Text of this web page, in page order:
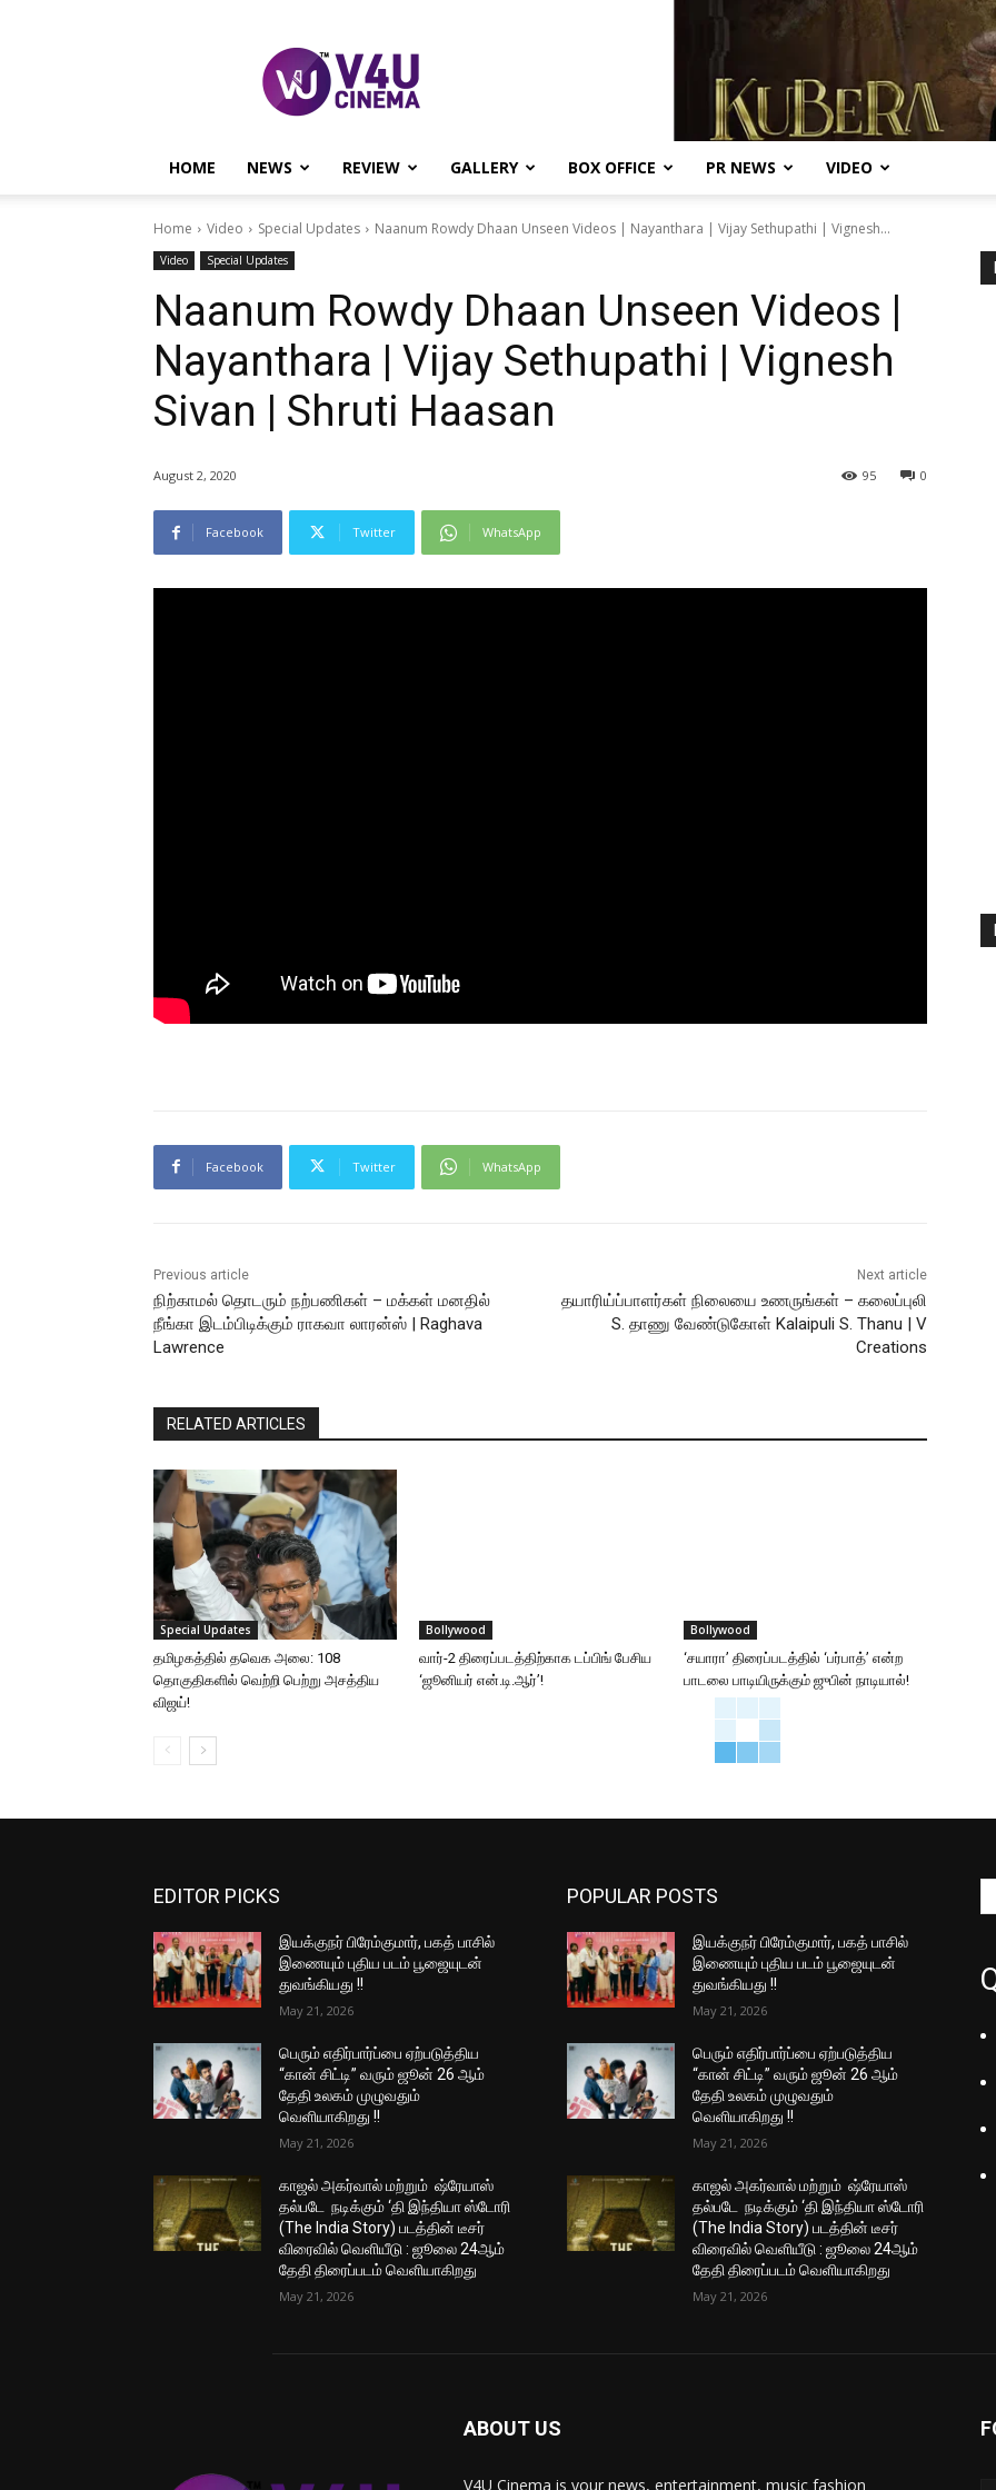
CINEMA
HOME NEWS REVIEW GALLERY BOX OFFICE PR NEWS VIDEO
Home Video Special Updates Naanum Rowdy Dhaan Unseen Videos | Nayanthara | Vijay Sethupathi | Vignesh...
Video Special Updates
Naanum Rowdy Dhaan Unseen Videos |
Nayanthara | Vijay Sethupathi | Vignesh
Sivan | Shruti Haasan
August 2, 2020 0
95
Facebook Twitter WhatsApp
Facebook Twitter WhatsApp
Previous article
நிற்காமல் தொடரும் நற்பணிகள் – மக்கள் மனதில்
நீங்கா இடம்பிடிக்கும் ராகவா லாரன்ஸ் | Raghava
Lawrence
Next article
தயாரிய்ப்பாளர்கள் நிலையை உணருங்கள் – கலைப்புலி
S. தாணு வேண்டுகோள் Kalaipuli S. Thanu | V
Creations
RELATED ARTICLES
Special Updates
தமிழகத்தில் தவெக அலை: 108
தொகுதிகளில் வெற்றி பெற்று அசத்திய
விஜய்!
Bollywood
வார்-2 திரைப்படத்திற்காக டப்பிங் பேசிய
‘ஜூனியர் என்.டி.ஆர்’!
Bollywood
‘சயாரா’ திரைப்படத்தில் ‘பர்பாத்’ என்ற
பாடலை பாடியிருக்கும் ஜுபின் நாடியால்!
EDITOR PICKS
இயக்குநர் பிரேம்குமார், பகத் பாசில்
இணையும் புதிய படம் பூஜையுடன்
துவங்கியது !!
May 21, 2026
பெரும் எதிர்பார்ப்பை ஏற்படுத்திய
“கான் சிட்டி” வரும் ஜூன் 26 ஆம்
தேதி உலகம் முழுவதும்
வெளியாகிறது !!
May 21, 2026
காஜல் அகர்வால் மற்றும் ஷ்ரேயாஸ்
தல்படே நடிக்கும் ‘தி இந்தியா ஸ்டோரி
(The India Story) படத்தின் டீசர்
விரைவில் வெளியீடு : ஜூலை 24ஆம்
தேதி திரைப்படம் வெளியாகிறது
May 21, 2026
POPULAR POSTS
இயக்குநர் பிரேம்குமார், பகத் பாசில்
இணையும் புதிய படம் பூஜையுடன்
துவங்கியது !!
May 21, 2026
பெரும் எதிர்பார்ப்பை ஏற்படுத்திய
“கான் சிட்டி” வரும் ஜூன் 26 ஆம்
தேதி உலகம் முழுவதும்
வெளியாகிறது !!
May 21, 2026
காஜல் அகர்வால் மற்றும் ஷ்ரேயாஸ்
தல்படே நடிக்கும் ‘தி இந்தியா ஸ்டோரி
(The India Story) படத்தின் டீசர்
விரைவில் வெளியீடு : ஜூலை 24ஆம்
தேதி திரைப்படம் வெளியாகிறது
May 21, 2026
ABOUT US
V4U Cinema is your news, entertainment, music fashion